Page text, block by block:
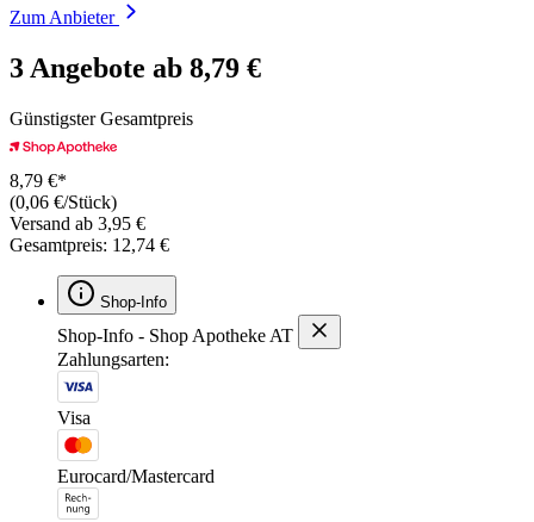
Zum Anbieter
3 Angebote ab 8,79 €
Günstigster Gesamtpreis
8,79 €*
(0,06 €/Stück)
Versand ab 3,95 €
Gesamtpreis: 12,74 €
Shop-Info
Shop-Info - Shop Apotheke AT
Zahlungsarten:
Visa
Eurocard/Mastercard